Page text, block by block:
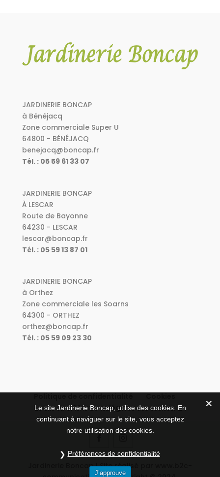
JARDINERIE BONCAP
à Bénéjacq
Zone commerciale Super U
64800 - BÉNÉJACQ
benejacq@boncap.fr
Tél. : 05 59 61 33 07
JARDINERIE BONCAP
À LESCAR
Route de Bayonne
64230 - LESCAR
lescar@boncap.fr
Tél. : 05 59 13 87 01
JARDINERIE BONCAP
à Orthez
Zone commerciale les Soarns
64300 - ORTHEZ
orthez@boncap.fr
Tél. : 05 59 09 23 30
Mentions légales
Jardinerie Boncap | Site réalisé par www.b2c-
Le site Jardinerie Boncap, utilise des cookies. En
continuant à naviguer sur le site, vous acceptez
notre utilisation des cookies.
Préférences de confidentialité
J’approuve